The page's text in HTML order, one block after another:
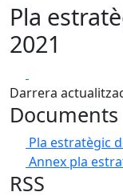
Pla
2021
Darrera
Documents
Pla estratègic
Annex pla
RSS